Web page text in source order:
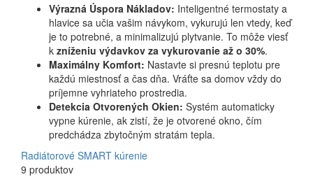
Výrazná Úspora Nákladov: Inteligentné termostaty a
hlavice sa učia vašim návykom, vykurujú len vtedy, keď
je to potrebné, a minimalizujú plytvanie. To môže viesť
k zníženiu výdavkov za vykurovanie až o 30%.
Maximálny Komfort: Nastavte si presnú teplotu pre
každú miestnosť a čas dňa. Vráťte sa domov vždy do
príjemne vyhriateho prostredia.
Detekcia Otvorených Okien: Systém automaticky
vypne kúrenie, ak zistí, že je otvorené okno, čím
predchádza zbytočným stratám tepla.
Radiátorové SMART kúrenie
9 produktov